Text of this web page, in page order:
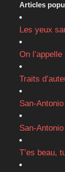
Articles
Les yeux
On
Traits
San-
San-
T’es beau,